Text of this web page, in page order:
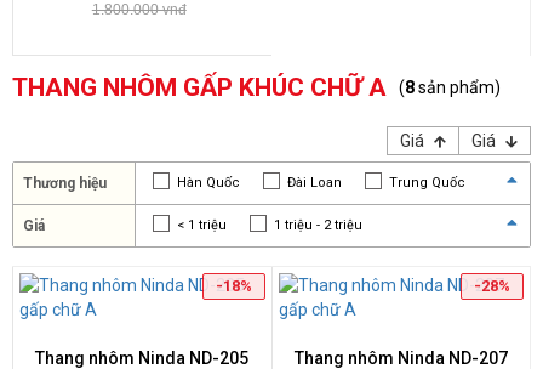
1.800.000 vnđ
THANG NHÔM GẤP KHÚC CHỮ A (8sản phẩm)
Giá Giá
Thương hiệu Hàn Quốc Đài Loan Trung Quốc
Nhật Bản Việt Nam
Giá < 1 triệu 1 triệu - 2 triệu
> 4 triệu
Thang nhôm Ninda ND-205
-18%
Thang nhôm Ninda ND-207
-28%